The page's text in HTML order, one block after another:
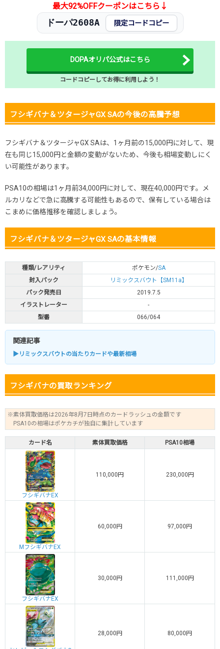
最大92%OFFクーポンはこちら↓
ドーパ2608A 限定コードコピー
DOPAオリパ公式はこちら
コードコピーしてお得に利用しよう！
フシギバナ＆ツタージャGX SAの今後の高騰予想
フシギバナ＆ツタージャGX SAは、1ヶ月前の15,000円に対して、現
在も同じ15,000円と金額の変動がないため、今後も相場変動しにく
い可能性があります。
PSA10の相場は1ヶ月前34,000円に対して、現在40,000円です。メ
ルカリなどで急に高騰する可能性もあるので、保有している場合は
こまめに価格推移を確認しましょう。
フシギバナ＆ツタージャGX SAの基本情報
種類/レアリティ ポケモン/SA
封入パック
リミックスバウト【SM11a】
パック発売日
2019.7.5
イラストレーター
-
型番
066/064
関連記事
▶リミックスバウトの当たりカードや最新相場
フシギバナの買取ランキング
※素体買取価格は2026年8月7日時点のカードラッシュの金額です
PSA10の相場はポケカチが独自に集計しています
カード名 素体買取価格 PSA10相場
フシギバナEX
110,000円 230,000円
MフシギバナEX
60,000円 97,000円
フシギバナEX
30,000円 111,000円
28,000円 80,000円